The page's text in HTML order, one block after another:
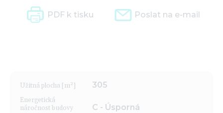
PDF k tisku Poslat na e-mail
Užitná plocha [m²] 305
Energetická
náročnost budovy
C - Úsporná